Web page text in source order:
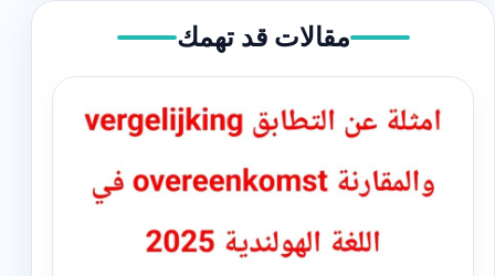
مقالات قد تهمك